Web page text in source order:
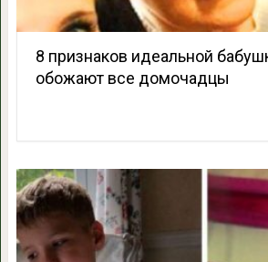
8 признаков идеальной
обожают все домочадцы